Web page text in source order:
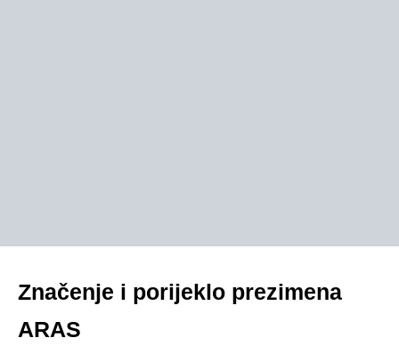
Značenje i porijeklo prezimena
ARAS